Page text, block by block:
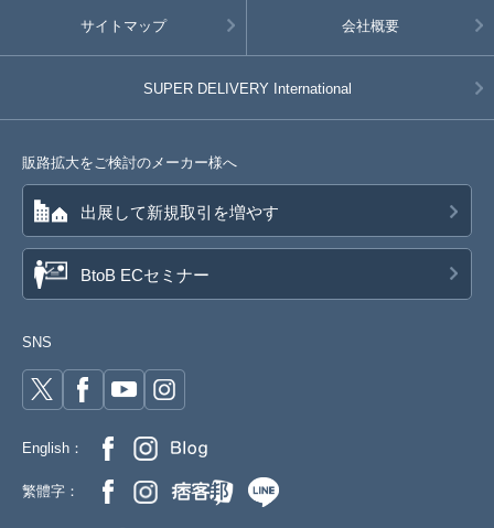
サイトマップ 会社概要
SUPER DELIVERY International
販路拡大をご検討のメーカー様へ
出展して新規取引を増やす
BtoB ECセミナー
SNS
English：
繁體字：